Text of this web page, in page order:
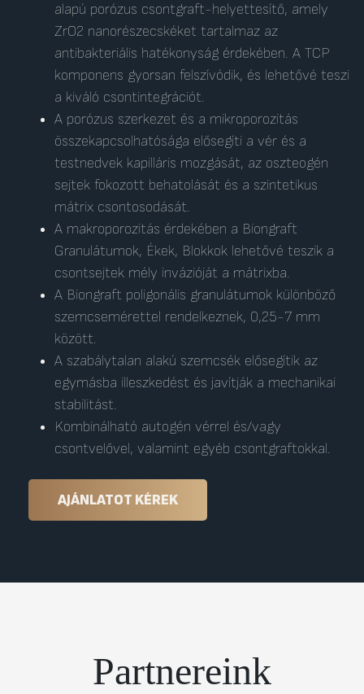
alapú porózus csontgraft-helyettesítő, amely
ZrO2 nanorészecskéket tartalmaz az
antibakteriális hatékonyság érdekében. A TCP
komponens gyorsan felszívódik, és lehetővé teszi
a kiváló csontintegrációt.
A porózus szerkezet és a mikroporozitás
összekapcsolhatósága elősegíti a vér és a
testnedvek kapilláris mozgását, az oszteogén
sejtek fokozott behatolását és a szintetikus
mátrix csontosodását.
A makroporozitás érdekében a Biongraft
Granulátumok, Ékek, Blokkok lehetővé teszik a
csontsejtek mély invázióját a mátrixba.
A Biongraft poligonális granulátumok különböző
szemcsemérettel rendelkeznek, 0,25-7 mm
között.
A szabálytalan alakú szemcsék elősegítik az
egymásba illeszkedést és javítják a mechanikai
stabilitást.
Kombinálható autogén vérrel és/vagy
csontvelővel, valamint egyéb csontgraftokkal.
AJÁNLATOT KÉREK
Partnereink